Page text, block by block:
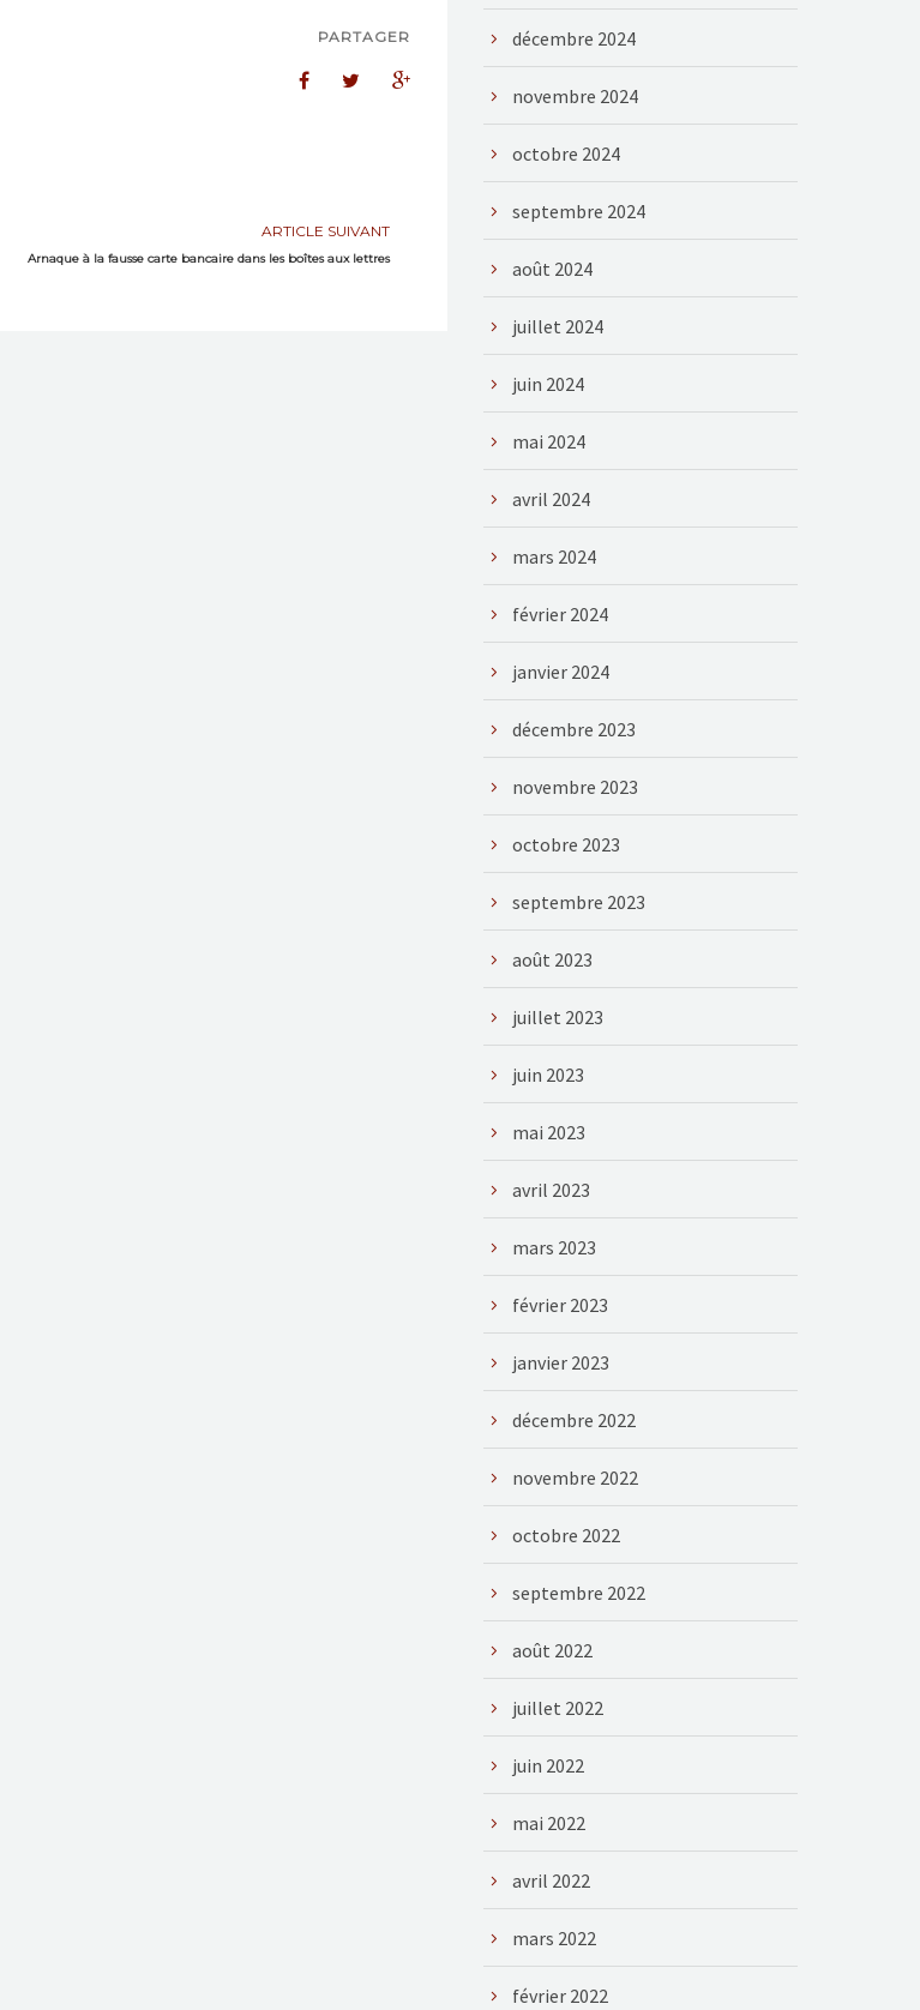
PARTAGER
ARTICLE SUIVANT
Arnaque à la fausse carte bancaire dans les boîtes aux lettres
décembre 2024
novembre 2024
octobre 2024
septembre 2024
août 2024
juillet 2024
juin 2024
mai 2024
avril 2024
mars 2024
février 2024
janvier 2024
décembre 2023
novembre 2023
octobre 2023
septembre 2023
août 2023
juillet 2023
juin 2023
mai 2023
avril 2023
mars 2023
février 2023
janvier 2023
décembre 2022
novembre 2022
octobre 2022
septembre 2022
août 2022
juillet 2022
juin 2022
mai 2022
avril 2022
mars 2022
février 2022